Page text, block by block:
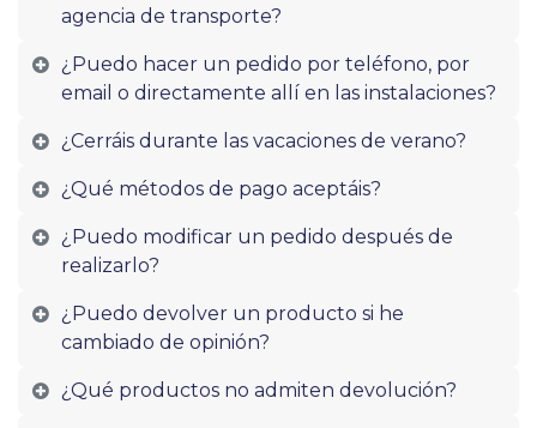
agencia de transporte?
¿Puedo hacer un pedido por teléfono, por
email o directamente allí en las instalaciones?
¿Cerráis durante las vacaciones de verano?
¿Qué métodos de pago aceptáis?
¿Puedo modificar un pedido después de
realizarlo?
¿Puedo devolver un producto si he
cambiado de opinión?
¿Qué productos no admiten devolución?